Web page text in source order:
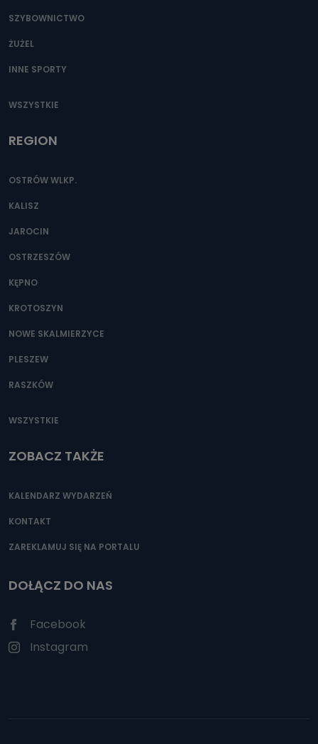
SZYBOWNICTWO
ŻUŻEL
INNE SPORTY
WSZYSTKIE
REGION
OSTRÓW WLKP.
KALISZ
JAROCIN
OSTRZESZÓW
KĘPNO
KROTOSZYN
NOWE SKALMIERZYCE
PLESZEW
RASZKÓW
WSZYSTKIE
ZOBACZ TAKŻE
KALENDARZ WYDARZEŃ
KONTAKT
ZAREKLAMUJ SIĘ NA PORTALU
DOŁĄCZ DO NAS
Facebook
Instagram